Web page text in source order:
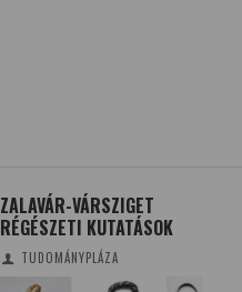
ZALAVÁR-VÁRSZIGET
RÉGÉSZETI KUTATÁSOK
TUDOMÁNYPLÁZA